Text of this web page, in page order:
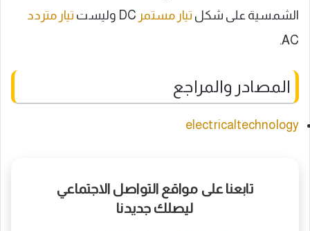
الشمسية على شكل تيار مستمر
تيار متردد
AC.
المصادر والمراجع
electricaltechnology
تابعنا على مواقع التواصل الاجتماعي
ليصلك جديدنا